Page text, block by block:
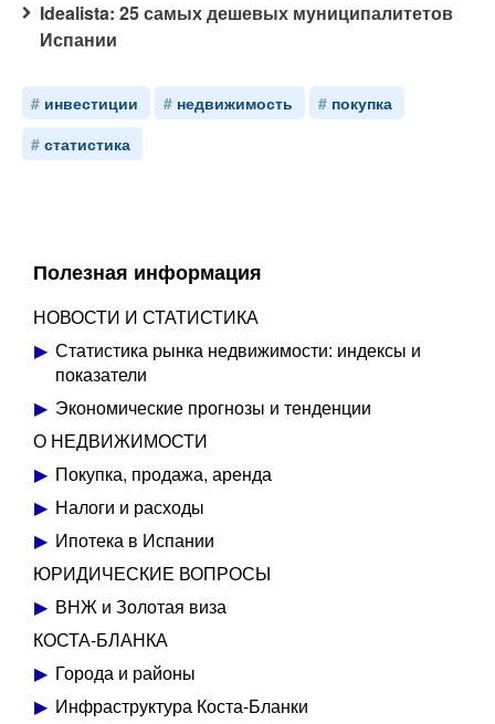
Idealista: 25 самых дешевых муниципалитетов
Испании
инвестиции недвижимость
покупка
статистика
Полезная информация
НОВОСТИ И СТАТИСТИКА
Статистика рынка недвижимости: индексы и
показатели
Экономические прогнозы и тенденции
О НЕДВИЖИМОСТИ
Покупка, продажа, аренда
Налоги и расходы
Ипотека в Испании
ЮРИДИЧЕСКИЕ ВОПРОСЫ
ВНЖ и Золотая виза
КОСТА-БЛАНКА
Города и районы
Инфраструктура Коста-Бланки